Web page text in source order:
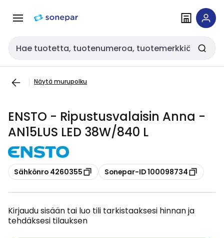
navigointiinsisältöön
Haku
Näytä murupolku
ENSTO - Ripustusvalaisin Anna -
AN15LUS LED 38W/840 L
Kopioi
Sähkönro 4260355 Kopioi
Sonepar-ID 100098734
Kirjaudu sisään tai luo tili tarkistaaksesi hinnan ja
tehdäksesi tilauksen